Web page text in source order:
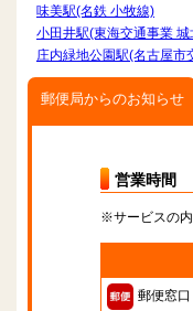
味美駅(名鉄 小牧線)
小田井駅(東海交通事業 城
庄内緑地公園駅(名古屋市
郵便局からのお知らせ
営業時間
※サービスの内
郵便窓口